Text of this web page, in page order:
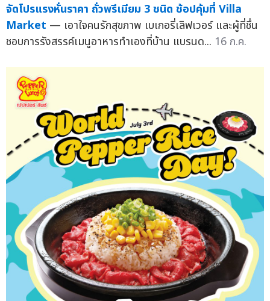
จัดโปรแรงหั่นราคา ถั่วพรีเมียม 3 ชนิด ช้อปคุ้มที่ Villa
Market — เอาใจคนรักสุขภาพ เบเกอรี่เลิฟเวอร์ และผู้ที่ชื่น
ชอบการรังสรรค์เมนูอาหารทำเองที่บ้าน แบรนด... 16 ก.ค.